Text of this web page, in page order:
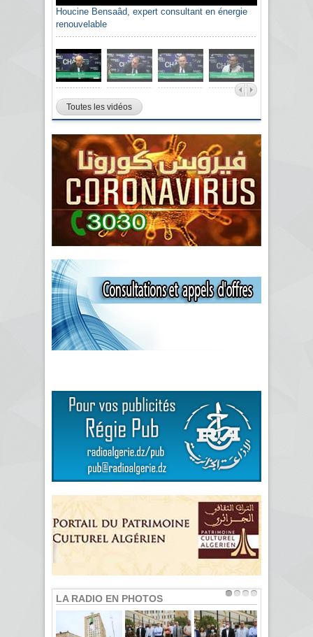
Houcine Bensaâd, expert consultant en énergie
renouvelable
Toutes les vidéos
LA RADIO EN PHOTOS